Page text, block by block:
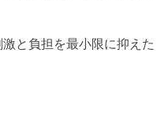
と負担を最小限に抑えた